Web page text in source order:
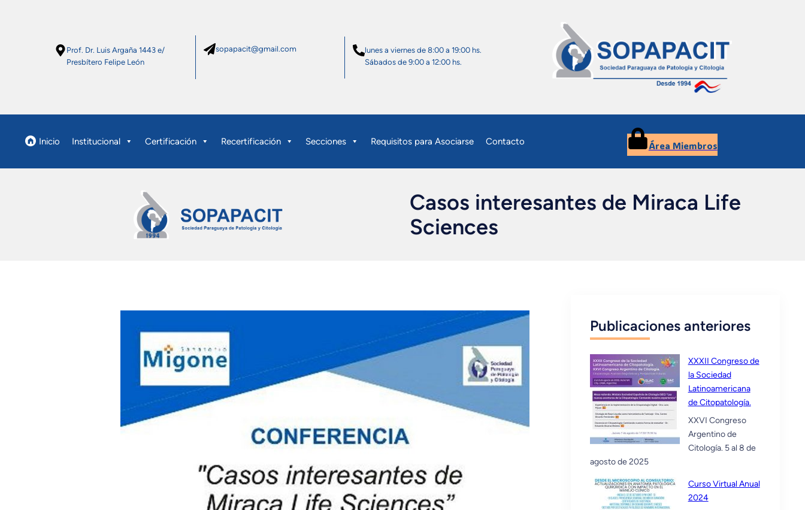
Prof. Dr. Luis Argaña 1443 e/
Presbítero Felipe León
sopapacit@gmail.com
lunes a viernes de 8:00 a 19:00 hs.
Sábados de 9:00 a 12:00 hs.
Inicio Institucional Certificación Recertificación Secciones Requisitos para Asociarse Contacto Área Miembros
Casos interesantes de Miraca Life
Sciences
Publicaciones anteriores
XXXII Congreso de
la Sociedad
Latinoamericana
de Citopatología.
XXVI Congreso
Argentino de
Citología. 5 al 8 de
agosto de 2025
Curso Virtual Anual
2024